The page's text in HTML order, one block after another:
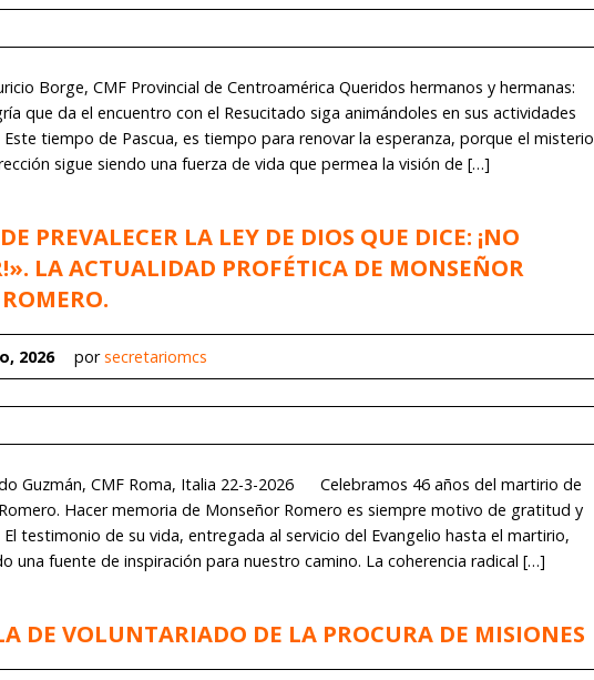
Borge, CMF Provincial de Centroamérica Queridos hermanos y hermanas:
que da el encuentro con el Resucitado siga animándoles en sus actividades
tiempo de Pascua, es tiempo para renovar la esperanza, porque el misterio
sigue siendo una fuerza de vida que permea la visión de […]
PREVALECER LA LEY DE DIOS QUE DICE: ¡NO
LA ACTUALIDAD PROFÉTICA DE MONSEÑOR
2026 porsecretariomcs
Guzmán, CMF Roma, Italia 22-3-2026 Celebramos 46 años del martirio de
Hacer memoria de Monseñor Romero es siempre motivo de gratitud y
El testimonio de su vida, entregada al servicio del Evangelio hasta el martirio,
una fuente de inspiración para nuestro camino. La coherencia radical […]
DE VOLUNTARIADO DE LA PROCURA DE MISIONES